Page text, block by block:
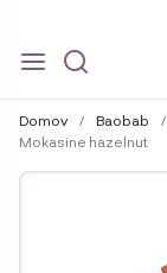
to
navigation
to
content
Domov / Baobab /
Mokasine hazelnut